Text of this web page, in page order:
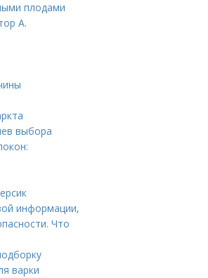
плодами
А.
выбора
информации,
Что
варки